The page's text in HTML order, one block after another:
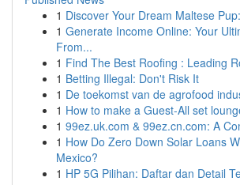
1 Discover Your Dream Maltese
1 Generate Income Online: Your
From...
1 Find The Best Roofing : Leading
1 Betting Illegal: Don't Risk It
1 De toekomst van de agrofood
1 How to make a Guest-All set
1 99ez.uk.com & 99ez.cn.com: A
1 How Do Zero Down Solar Loans
Mexico?
1 HP 5G Pilihan: Daftar dan Detail